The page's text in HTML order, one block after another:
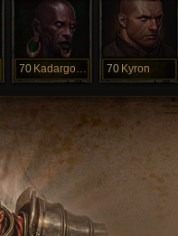
70 KadargoSOLO 70 Kyron